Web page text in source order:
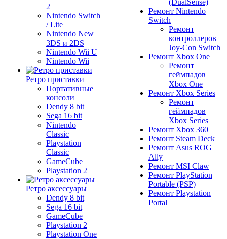
2
Nintendo Switch
/ Lite
Nintendo New
3DS и 2DS
Nintendo Wii U
Nintendo Wii
Ретро приставки
Портативные
консоли
Dendy 8 bit
Sega 16 bit
Nintendo
Classic
Playstation
Classic
GameCube
Playstation 2
Ретро аксессуары
Dendy 8 bit
Sega 16 bit
GameCube
Playstation 2
Playstation One
(DualSense)
Ремонт Nintendo
Switch
Ремонт
контроллеров
Joy-Con Switch
Ремонт Xbox One
Ремонт
геймпадов
Xbox One
Ремонт Xbox Series
Ремонт
геймпадов
Xbox Series
Ремонт Xbox 360
Ремонт Steam Deck
Ремонт Asus ROG
Ally
Ремонт MSI Claw
Ремонт PlayStation
Portable (PSP)
Ремонт Playstation
Portal